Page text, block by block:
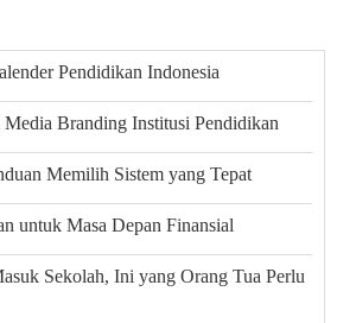
Pendidikan Indonesia
Branding Institusi Pendidikan
Memilih Sistem yang Tepat
untuk Masa Depan Finansial
Sekolah, Ini yang Orang Tua Perlu